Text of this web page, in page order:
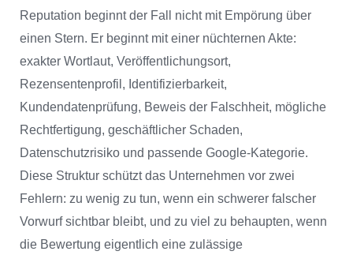
Reputation beginnt der Fall nicht mit Empörung über
einen Stern. Er beginnt mit einer nüchternen Akte:
exakter Wortlaut, Veröffentlichungsort,
Rezensentenprofil, Identifizierbarkeit,
Kundendatenprüfung, Beweis der Falschheit, mögliche
Rechtfertigung, geschäftlicher Schaden,
Datenschutzrisiko und passende Google-Kategorie.
Diese Struktur schützt das Unternehmen vor zwei
Fehlern: zu wenig zu tun, wenn ein schwerer falscher
Vorwurf sichtbar bleibt, und zu viel zu behaupten, wenn
die Bewertung eigentlich eine zulässige